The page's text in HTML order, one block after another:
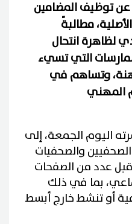
عن توظيف المضامين
مطالبةً
لظاهرة انتحال
التي تسيء
وتساهم في
المهني
اليوم الجمعة، إلى
والصحفيات
عدد من الصفحات
بما في ذلك
أو تنشط خارج أبسط